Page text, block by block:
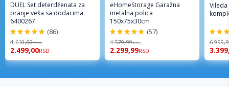
DUEL Set deterdženata za
pranje veša sa dodacima
6400267
98%
(86)
4.610,00RSD
2.499,00RSD
eHomeStorage Garažna
metalna polica
150x75x30cm
96%
(57)
4.579,99RSD
2.299,99RSD
92%